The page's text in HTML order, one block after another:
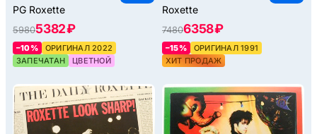
PG Roxette
59805382 ₽
–10%
ОРИГИНАЛ 2022
ЗАПЕЧАТАН
ЦВЕТНОЙ
Roxette
74806358 ₽
–15%
ОРИГИНАЛ 1991
ХИТ ПРОДАЖ